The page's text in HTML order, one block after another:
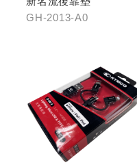
GH-2013-A0